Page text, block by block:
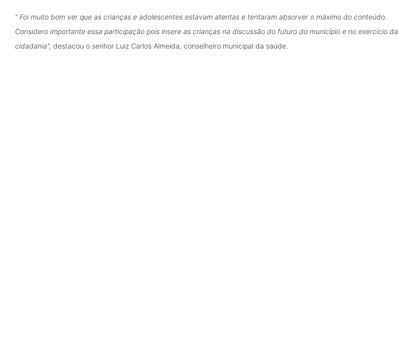
“ Foi muito bom ver que as crianças e adolescentes estavam atentas e tentaram absorver o máximo do conteúdo.
Considero importante essa participação pois insere as crianças na discussão do futuro do município e no exercício da
cidadania”, destacou o senhor Luiz Carlos Almeida, conselheiro municipal da saúde.